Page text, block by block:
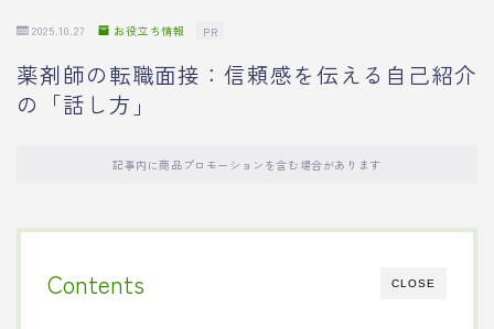
2025.10.27 お役立ち情報 PR
薬剤師の転職面接：信頼感を伝える自己紹介
の「話し方」
記事内に商品プロモーションを含む場合があります
CLOSE
Contents